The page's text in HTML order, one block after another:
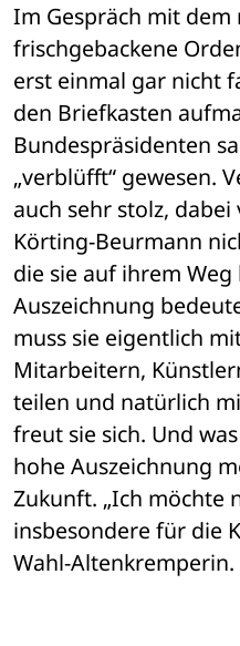
Im Gespräch mit
frischgebackene
erst einmal gar nicht
den Briefkasten
Bundespräsidenten
„verblüfft“ gewesen.
auch sehr stolz,
Körting-Beurmann
die sie auf ihrem
Auszeichnung
muss sie eigentlich
Mitarbeitern,
teilen und natürlich
freut sie sich. Und
hohe Auszeichnung
Zukunft. „Ich möchte
insbesondere für die
Wahl-Altenkremperin.